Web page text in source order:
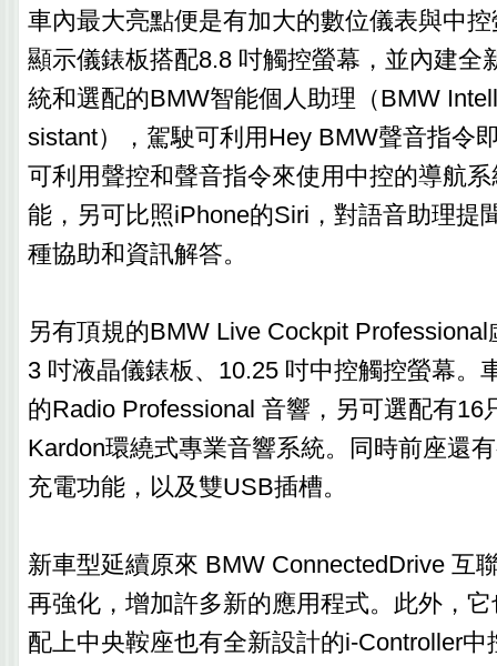
車內最大亮點便是有加大的數位儀表與中
顯示儀錶板搭配8.8 吋觸控螢幕，並內建全
統和選配的BMW智能個人助理（BMW
sistant），駕駛可利用Hey BMW聲音指令
可利用聲控和聲音指令來使用中控的導航
能，另可比照iPhone的Siri，對語音助理提
種協助和資訊解答。
另有頂規的BMW Live Cockpit
3 吋液晶儀錶板、10.25 吋中控觸控螢幕。
的Radio Professional 音響，另可選配有16
Kardon環繞式專業音響系統。同時前座還
充電功能，以及雙USB插槽。
新車型延續原來 BMW ConnectedDrive 互
再強化，增加許多新的應用程式。此外，
配上中央鞍座也有全新設計的i-Controller